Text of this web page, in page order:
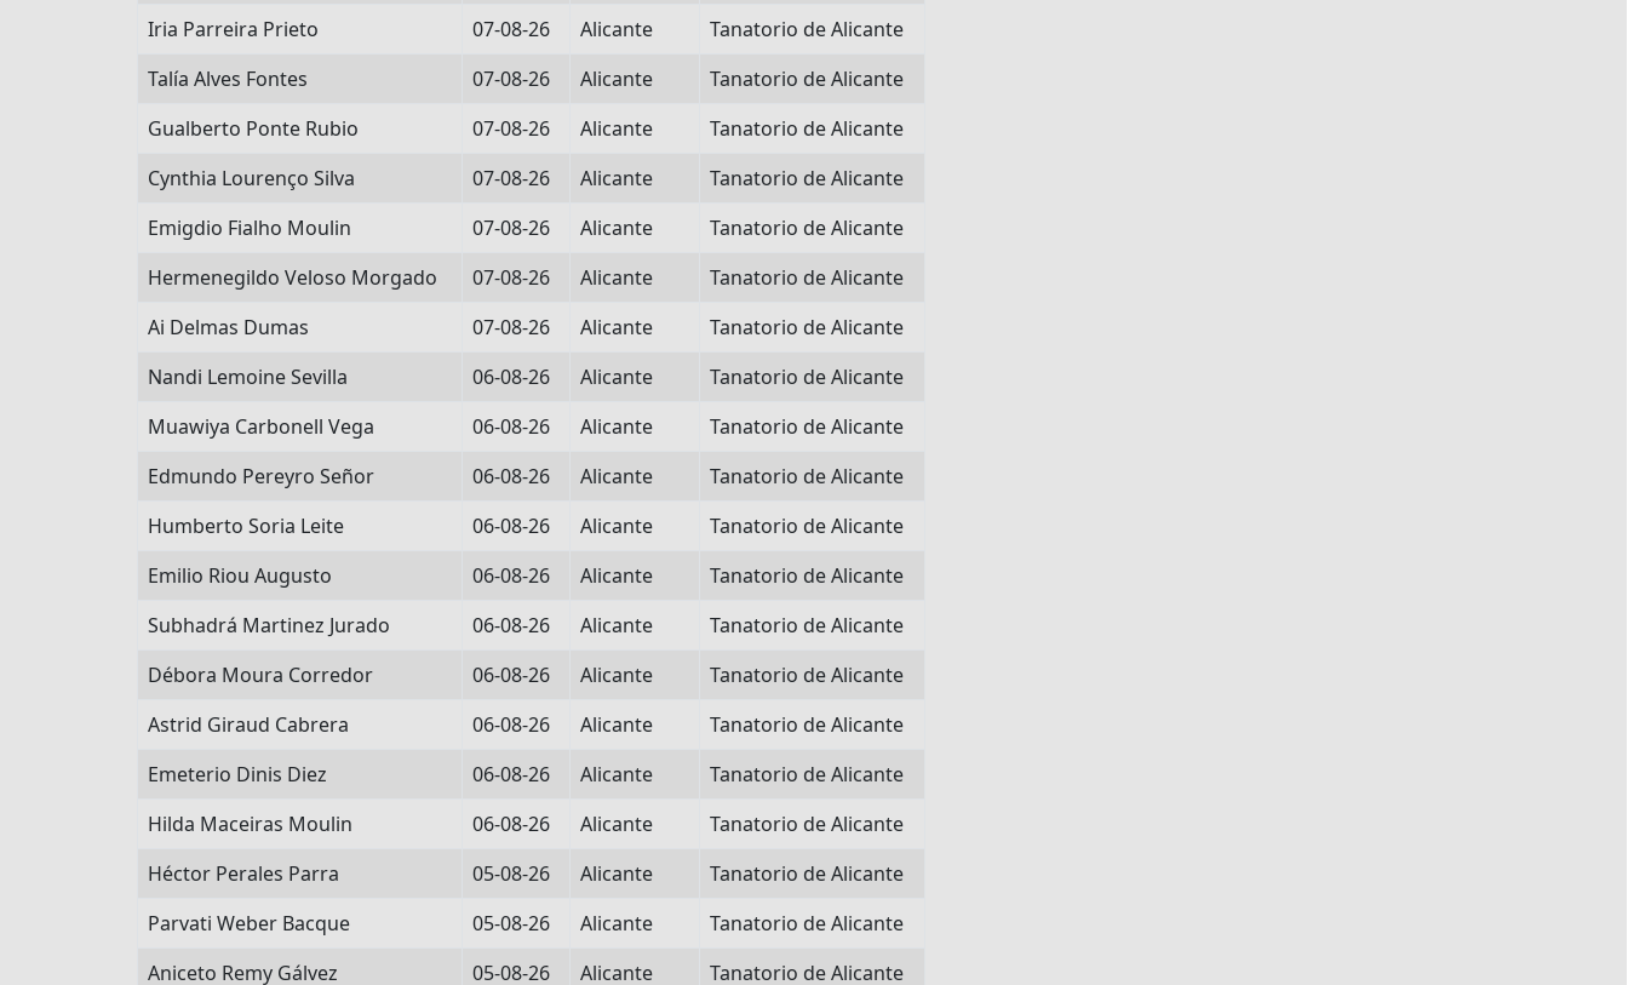
Iria Parreira Prieto
07-08-26 Alicante
Tanatorio de Alicante
Talía Alves Fontes
07-08-26 Alicante
Tanatorio de Alicante
Gualberto Ponte Rubio
07-08-26 Alicante
Tanatorio de Alicante
Cynthia Lourenço Silva
07-08-26 Alicante
Tanatorio de Alicante
Emigdio Fialho Moulin
07-08-26 Alicante
Tanatorio de Alicante
Hermenegildo Veloso Morgado
07-08-26 Alicante
Tanatorio de Alicante
Ai Delmas Dumas
07-08-26 Alicante
Tanatorio de Alicante
Nandi Lemoine Sevilla
06-08-26 Alicante
Tanatorio de Alicante
Muawiya Carbonell Vega
06-08-26 Alicante
Tanatorio de Alicante
Edmundo Pereyro Señor
06-08-26 Alicante
Tanatorio de Alicante
Humberto Soria Leite
06-08-26 Alicante
Tanatorio de Alicante
Emilio Riou Augusto
06-08-26 Alicante
Tanatorio de Alicante
Subhadrá Martinez Jurado
06-08-26 Alicante
Tanatorio de Alicante
Débora Moura Corredor
06-08-26 Alicante
Tanatorio de Alicante
Astrid Giraud Cabrera
06-08-26 Alicante
Tanatorio de Alicante
Emeterio Dinis Diez
06-08-26 Alicante
Tanatorio de Alicante
Hilda Maceiras Moulin
06-08-26 Alicante
Tanatorio de Alicante
Héctor Perales Parra
05-08-26 Alicante
Tanatorio de Alicante
Parvati Weber Bacque
05-08-26 Alicante
Tanatorio de Alicante
Aniceto Remy Gálvez
05-08-26 Alicante
Tanatorio de Alicante